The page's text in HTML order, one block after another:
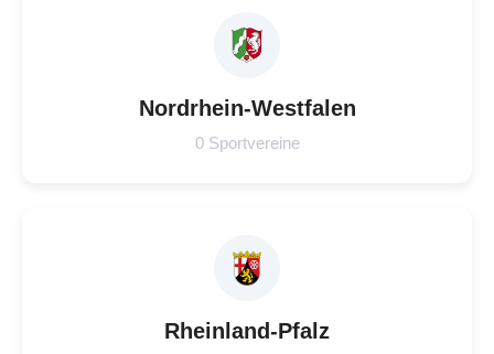
Nordrhein-Westfalen
0 Sportvereine
Rheinland-Pfalz